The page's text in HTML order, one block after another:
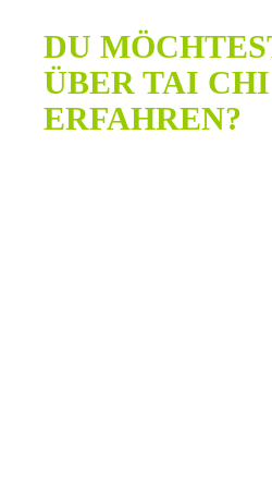
DU
ÜBER TAI
ERFAHREN?